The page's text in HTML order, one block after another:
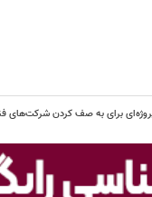
برای به صف کردن شرکت‌های